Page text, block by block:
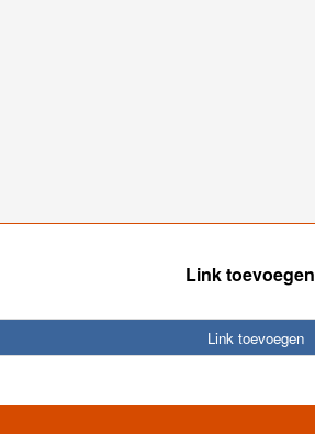
Link toevoegen
Link toevoegen